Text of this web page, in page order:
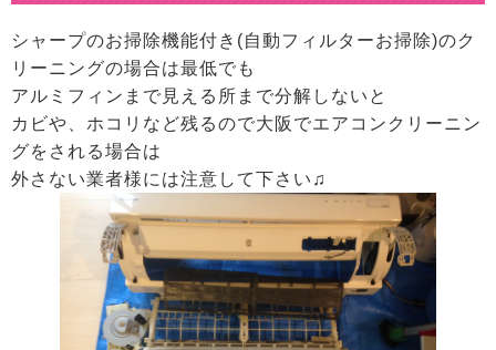
シャープのお掃除機能付き(自動フィルターお掃除)のク
リーニングの場合は最低でも
アルミフィンまで見える所まで分解しないと
カビや、ホコリなど残るので大阪でエアコンクリーニン
グをされる場合は
外さない業者様には注意して下さい♫